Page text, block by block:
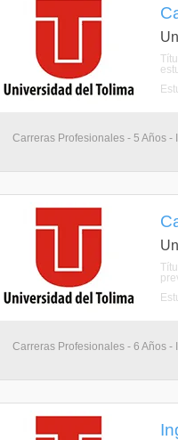
Carreras Profesionales - 5 Años -
Carreras Profesionales - 6 Años -